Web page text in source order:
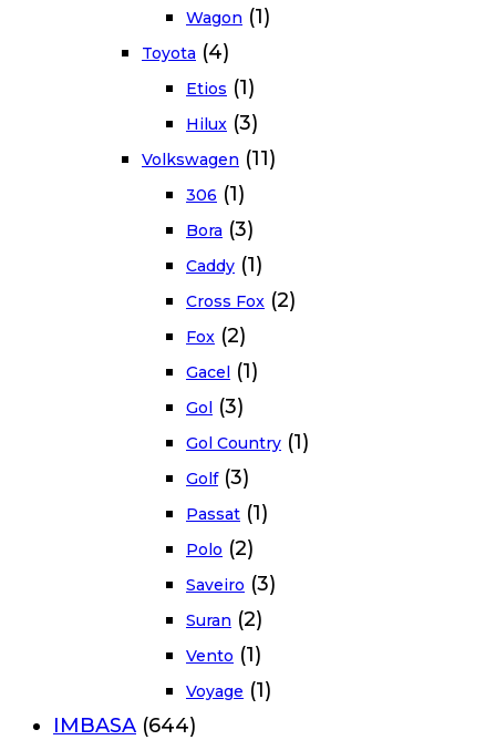
Wagon (1)
Toyota (4)
Etios (1)
Hilux (3)
Volkswagen (11)
306 (1)
Bora (3)
Caddy (1)
Cross Fox (2)
Fox (2)
Gacel (1)
Gol (3)
Gol Country (1)
Golf (3)
Passat (1)
Polo (2)
Saveiro (3)
Suran (2)
Vento (1)
Voyage (1)
IMBASA (644)